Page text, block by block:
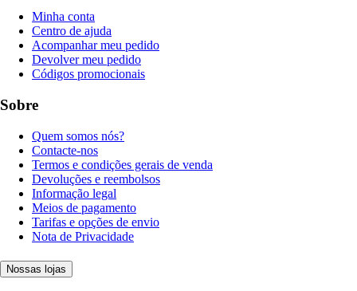
Minha conta
Centro de ajuda
Acompanhar meu pedido
Devolver meu pedido
Códigos promocionais
Sobre
Quem somos nós?
Contacte-nos
Termos e condições gerais de venda
Devoluções e reembolsos
Informação legal
Meios de pagamento
Tarifas e opções de envio
Nota de Privacidade
Nossas lojas